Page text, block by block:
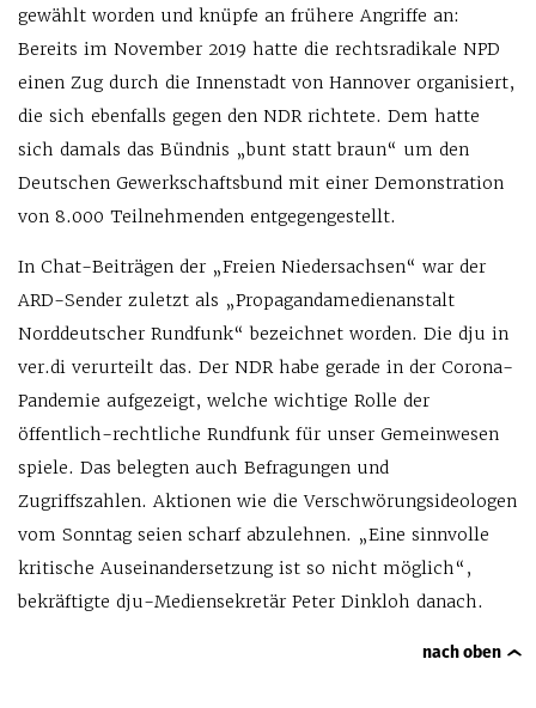
gewählt worden und knüpfe an frühere Angriffe an:
Bereits im November 2019 hatte die rechtsradikale NPD
einen Zug durch die Innenstadt von Hannover organisiert,
die sich ebenfalls gegen den NDR richtete. Dem hatte
sich damals das Bündnis „bunt statt braun“ um den
Deutschen Gewerkschaftsbund mit einer Demonstration
von 8.000 Teilnehmenden entgegengestellt.
In Chat-Beiträgen der „Freien Niedersachsen“ war der
ARD-Sender zuletzt als „Propagandamedienanstalt
Norddeutscher Rundfunk“ bezeichnet worden. Die dju in
ver.di verurteilt das. Der NDR habe gerade in der Corona-
Pandemie aufgezeigt, welche wichtige Rolle der
öffentlich-rechtliche Rundfunk für unser Gemeinwesen
spiele. Das belegten auch Befragungen und
Zugriffszahlen. Aktionen wie die Verschwörungsideologen
vom Sonntag seien scharf abzulehnen. „Eine sinnvolle
kritische Auseinandersetzung ist so nicht möglich“,
bekräftigte dju-Mediensekretär Peter Dinkloh danach.
nach oben